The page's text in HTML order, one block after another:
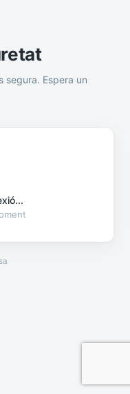
segura. Espera un